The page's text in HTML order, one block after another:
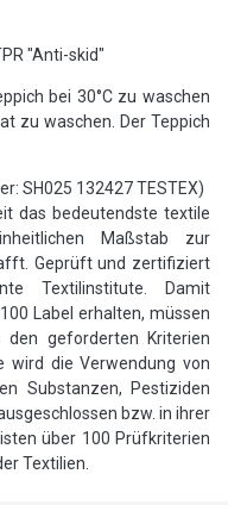
"Anti-skid"
bei 30°C zu waschen
zu waschen. Der Teppich
SH025 132427 TESTEX)
das bedeutendste textile
Maßstab zur
Geprüft und zertifiziert
Textilinstitute. Damit
Label erhalten, müssen
den geforderten Kriterien
wird die Verwendung von
Substanzen, Pestiziden
bzw. in ihrer
über 100 Prüfkriterien
Textilien.